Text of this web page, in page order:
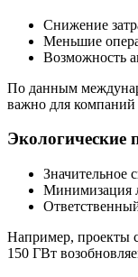
Снижение
Меньшие
Возможность
По данным
важно для
Экологические
Значительное
Минимизация
Например, проекты
150 ГВт